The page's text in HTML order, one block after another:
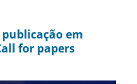
em
for papers